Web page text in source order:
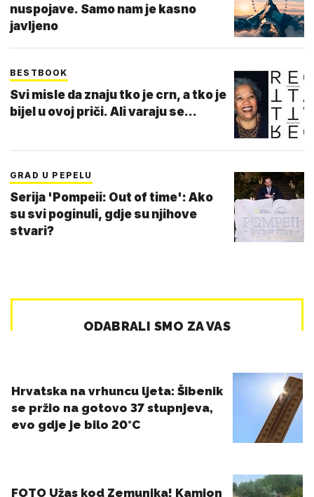
nuspojave. Samo nam je kasno
javljeno
BESTBOOK
Svi misle da znaju tko je crn, a tko je
bijel u ovoj priči. Ali varaju se...
GRAD U PEPELU
Serija 'Pompeii: Out of time': Ako
su svi poginuli, gdje su njihove
stvari?